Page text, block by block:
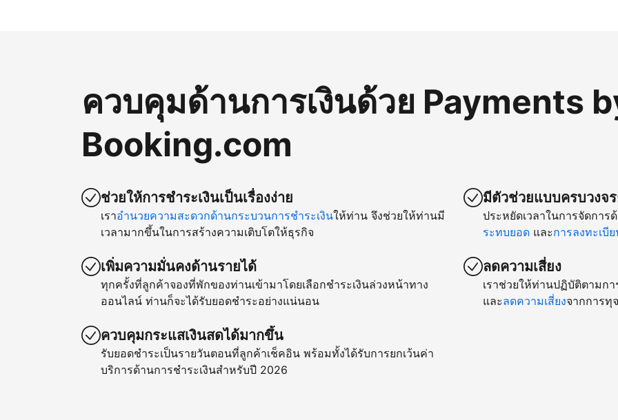
ควบคุมด้านการเงินด้วย Payments
Booking.com
ช่วยให้การชำระเงินเป็นเรื่องง่าย
เราอำนวยความสะดวกด้านกระบวนการชำระเงินให้ท่าน จึงช่วยให้ท่านมี
เวลามากขึ้นในการสร้างความเติบโตให้ธุรกิจ
เพิ่มความมั่นคงด้านรายได้
ทุกครั้งที่ลูกค้าจองที่พักของท่านเข้ามาโดยเลือกชำระเงินล่วงหน้าทาง
ออนไลน์ ท่านก็จะได้รับยอดชำระอย่างแน่นอน
ควบคุมกระแสเงินสดได้มากขึ้น
รับยอดชำระเป็นรายวันตอนที่ลูกค้าเช็คอิน พร้อมทั้งได้รับการยกเว้นค่า
บริการด้านการชำระเงินสำหรับปี 2026
มีตัวช่วยแบบครบวงจ
ประหยัดเวลาในการจัดการ
ระทบยอด และการลงทะเบี
ลดความเสี่ยง
เราช่วยให้ท่านปฏิบัติตามก
และลดความเสี่ยงจากการทุ